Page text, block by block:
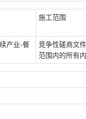
施工范围
产业-餐
竞争性磋商文
范围内的所有